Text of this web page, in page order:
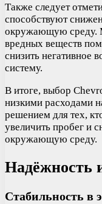
Также следует
способствуют
окружающую среду.
вредных веществ
снизить негативное
систему.
В итоге, выбор
низкими расходами
решением для тех,
увеличить пробег и
окружающую среду.
Надёжность
Стабильность в